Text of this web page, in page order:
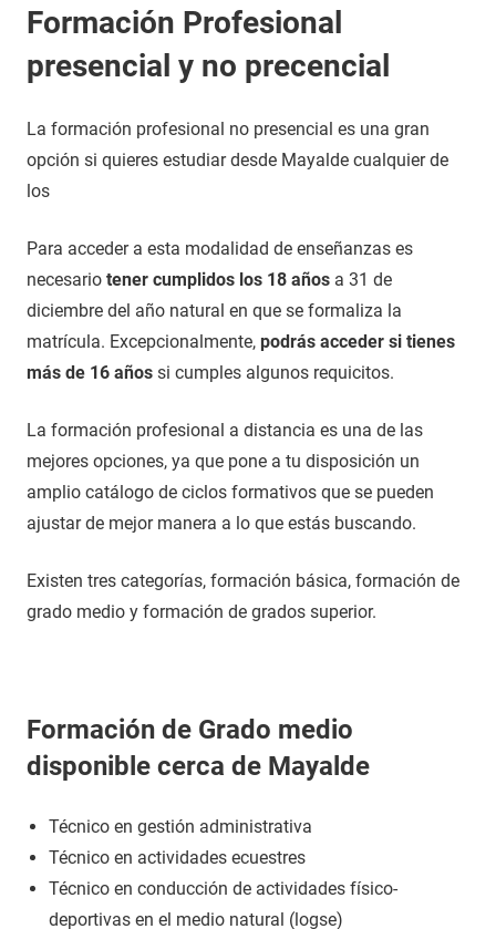
Formación Profesional
presencial y no precencial
La formación profesional no presencial es una gran
opción si quieres estudiar desde Mayalde cualquier de
los
Para acceder a esta modalidad de enseñanzas es
necesario tener cumplidos los 18 años a 31 de
diciembre del año natural en que se formaliza la
matrícula. Excepcionalmente, podrás acceder si tienes
más de 16 años si cumples algunos requicitos.
La formación profesional a distancia es una de las
mejores opciones, ya que pone a tu disposición un
amplio catálogo de ciclos formativos que se pueden
ajustar de mejor manera a lo que estás buscando.
Existen tres categorías, formación básica, formación de
grado medio y formación de grados superior.
Formación de Grado medio
disponible cerca de Mayalde
Técnico en gestión administrativa
Técnico en actividades ecuestres
Técnico en conducción de actividades físico-
deportivas en el medio natural (logse)